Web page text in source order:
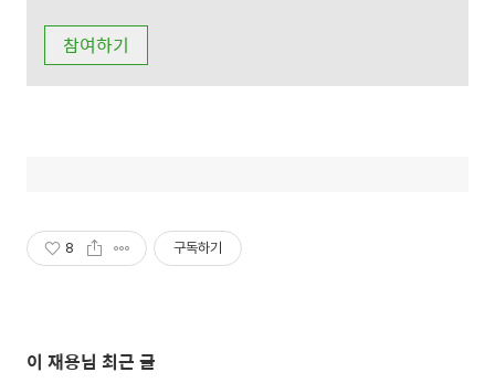
8 구독하기
이 재용님 최근 글